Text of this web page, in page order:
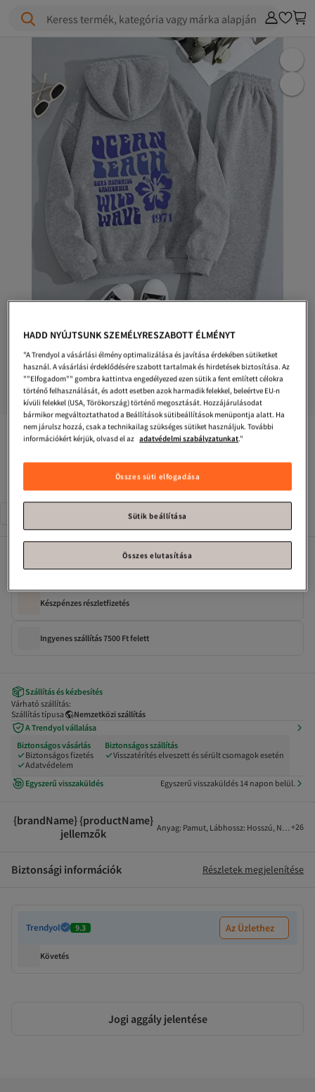
Keress termék, kategória vagy márka alapján
uyguntarz Ocean Beach nyomott mintás tréningruha szett
Csak 1 maradt!
Készpénzes részletfizetés
Ingyenes szállítás 7500 Ft felett
Szállítás és kézbesítés
Várható szállítás:
Szállítás típusa
Nemzetközi szállítás
A Trendyol vállalása
Biztonságos vásárlás
Biztonságos fizetés
Adatvédelem
Biztonságos szállítás
Visszatérítés elveszett és sérült csomagok esetén
Egyszerű visszaküldés Egyszerű visszaküldés 14 napon belül.
{brandName} {productName}
jellemzők
Anyag: Pamut, Lábhossz: Hosszú, +26
Biztonsági információk Részletek megjelenítése
Trendyol 9.3 Az Üzlethez
Követés
Jogi aggály jelentése
HADD NYÚJTSUNK SZEMÉLYRESZABOTT ÉLMÉNYT
"A Trendyol a vásárlási élmény optimalizálása és javítása érdekében sütiketket
használ. A vásárlási érdeklődésére szabott tartalmak és hirdetések biztosítása. Az
""Elfogadom"" gombra kattintva engedélyezed ezen sütik a fent említett célokra
történő felhasználását, és adott esetben azok harmadik felekkel, beleértve EU-n
kívüli felekkel (USA, Törökország) történő megosztását. Hozzájárulásodat
bármikor megváltoztathatod a Beállítások sütibeállítások menüpontja alatt. Ha
nem járulsz hozzá, csak a technikailag szükséges sütiket használjuk. További
információkért kérjük, olvasd el az adatvédelmi szabályzatunkat."
Összes süti elfogadása
Sütik beállítása
Összes elutasítása